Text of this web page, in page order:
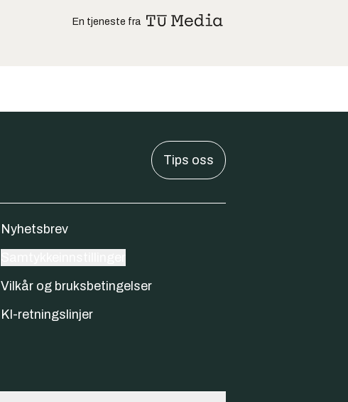
En tjeneste fra
Tips oss
Nyhetsbrev
Vilkår og bruksbetingelser
KI-retningslinjer